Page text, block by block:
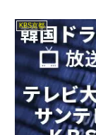
KBS京都